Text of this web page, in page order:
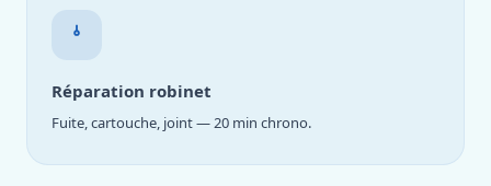
Réparation robinet
Fuite, cartouche, joint — 20 min chrono.